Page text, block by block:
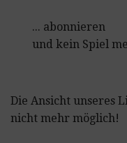
... abonnieren
und kein Spiel
Die Ansicht unseres
nicht mehr möglich!